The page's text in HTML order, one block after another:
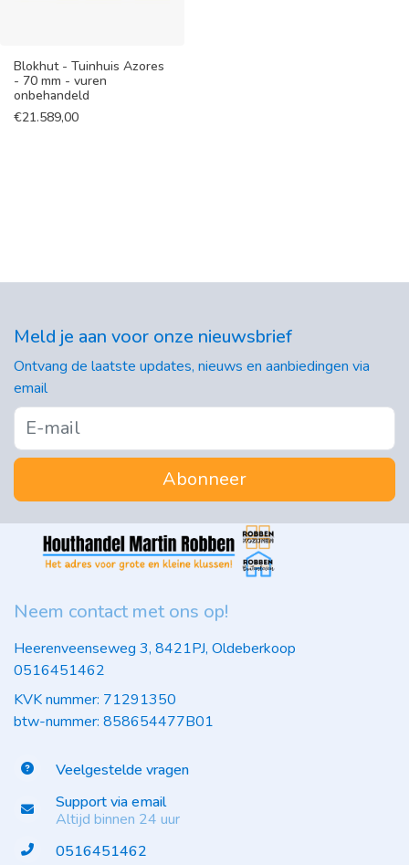
Blokhut - Tuinhuis Azores
- 70 mm - vuren
onbehandeld
€21.589,00
Meld je aan voor onze nieuwsbrief
Ontvang de laatste updates, nieuws en aanbiedingen via
email
Abonneer
Neem contact met ons op!
Heerenveenseweg 3, 8421PJ, Oldeberkoop
0516451462
KVK nummer: 71291350
btw-nummer: 858654477B01
Veelgestelde vragen
Support via email
Altijd binnen 24 uur
0516451462